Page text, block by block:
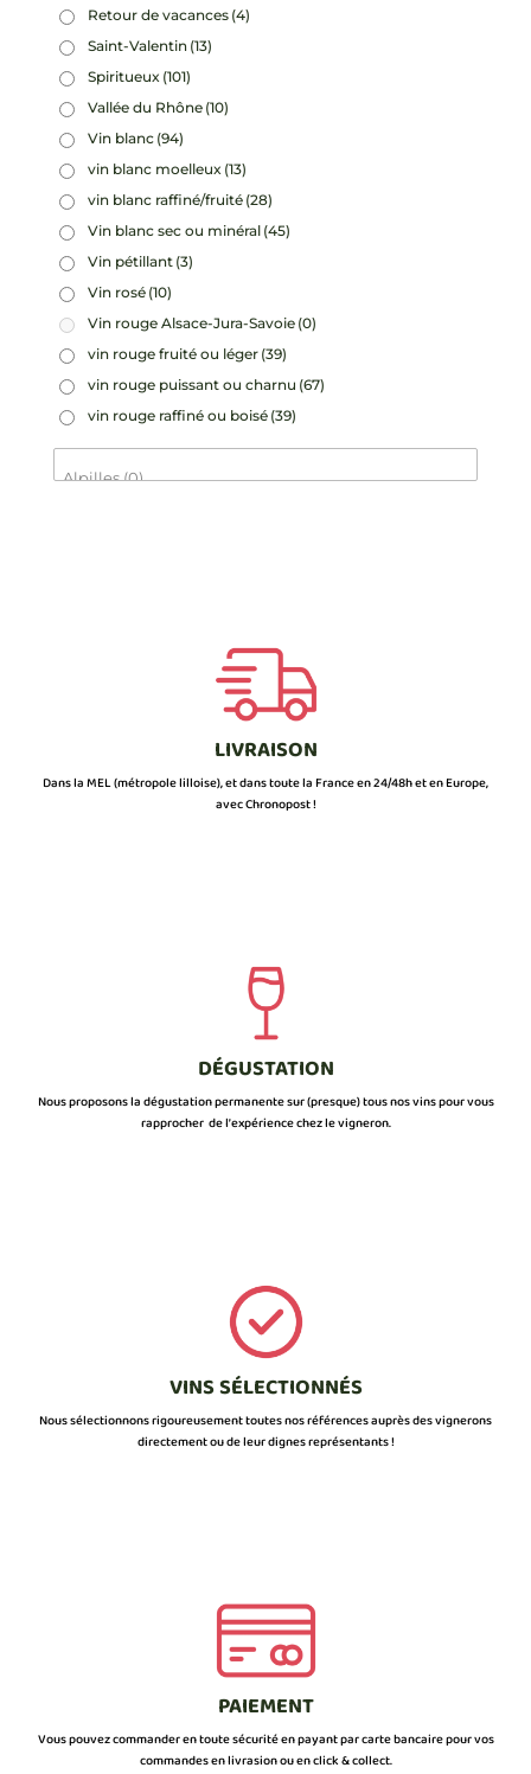
Retour de vacances (4)
Saint-Valentin (13)
Spiritueux (101)
Vallée du Rhône (10)
Vin blanc (94)
vin blanc moelleux (13)
vin blanc raffiné/fruité (28)
Vin blanc sec ou minéral (45)
Vin pétillant (3)
Vin rosé (10)
Vin rouge Alsace-Jura-Savoie (0)
vin rouge fruité ou léger (39)
vin rouge puissant ou charnu (67)
vin rouge raffiné ou boisé (39)
LIVRAISON
Dans la MEL (métropole lilloise), et dans toute la France en 24/48h et en Europe,
avec Chronopost !
DÉGUSTATION
Nous proposons la dégustation permanente sur (presque) tous nos vins pour vous
rapprocher de l’expérience chez le vigneron.
VINS SÉLECTIONNÉS
Nous sélectionnons rigoureusement toutes nos références auprès des vignerons
directement ou de leur dignes représentants !
PAIEMENT
Vous pouvez commander en toute sécurité en payant par carte bancaire pour vos
commandes en livrasion ou en click & collect.